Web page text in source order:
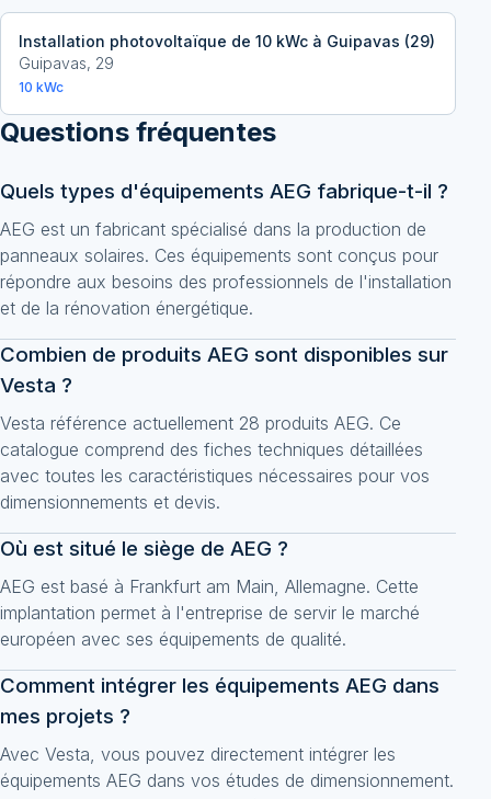
Installation photovoltaïque de 10 kWc à Guipavas (29)
Guipavas, 29
10 kWc
Questions fréquentes
Quels types d'équipements AEG fabrique-t-il ?
AEG est un fabricant spécialisé dans la production de
panneaux solaires. Ces équipements sont conçus pour
répondre aux besoins des professionnels de l'installation
et de la rénovation énergétique.
Combien de produits AEG sont disponibles sur
Vesta ?
Vesta référence actuellement 28 produits AEG. Ce
catalogue comprend des fiches techniques détaillées
avec toutes les caractéristiques nécessaires pour vos
dimensionnements et devis.
Où est situé le siège de AEG ?
AEG est basé à Frankfurt am Main, Allemagne. Cette
implantation permet à l'entreprise de servir le marché
européen avec ses équipements de qualité.
Comment intégrer les équipements AEG dans
mes projets ?
Avec Vesta, vous pouvez directement intégrer les
équipements AEG dans vos études de dimensionnement.